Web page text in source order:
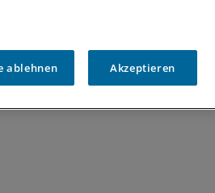
ablehnen Akzeptieren